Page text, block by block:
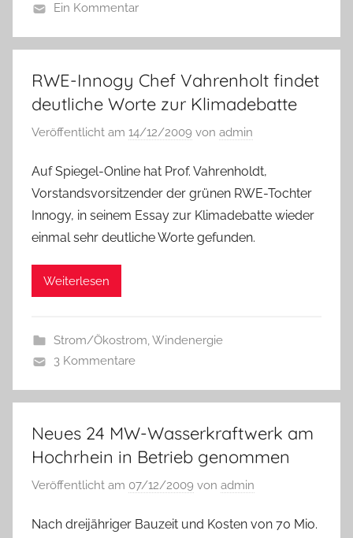
Ein Kommentar
RWE-Innogy Chef Vahrenholt findet
deutliche Worte zur Klimadebatte
Veröffentlicht am 14/12/2009 von admin
Auf Spiegel-Online hat Prof. Vahrenholdt,
Vorstandsvorsitzender der grünen RWE-Tochter
Innogy, in seinem Essay zur Klimadebatte wieder
einmal sehr deutliche Worte gefunden.
Weiterlesen
Strom/Ökostrom,Windenergie
3 Kommentare
Neues 24 MW-Wasserkraftwerk am
Hochrhein in Betrieb genommen
Veröffentlicht am 07/12/2009 von admin
Nach dreijähriger Bauzeit und Kosten von 70 Mio.